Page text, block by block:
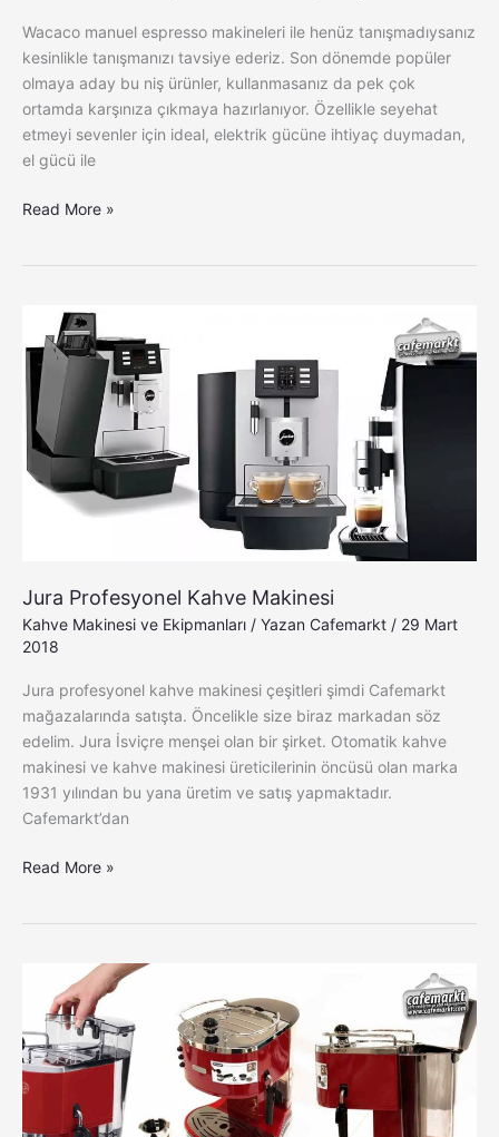
Wacaco manuel espresso makineleri ile henüz tanışmadıysanız
kesinlikle tanışmanızı tavsiye ederiz. Son dönemde popüler
olmaya aday bu niş ürünler, kullanmasanız da pek çok
ortamda karşınıza çıkmaya hazırlanıyor. Özellikle seyehat
etmeyi sevenler için ideal, elektrik gücüne ihtiyaç duymadan,
el gücü ile
Read More »
Jura Profesyonel Kahve Makinesi
Kahve Makinesi ve Ekipmanları / Yazan Cafemarkt / 29 Mart
2018
Jura profesyonel kahve makinesi çeşitleri şimdi Cafemarkt
mağazalarında satışta. Öncelikle size biraz markadan söz
edelim. Jura İsviçre menşei olan bir şirket. Otomatik kahve
makinesi ve kahve makinesi üreticilerinin öncüsü olan marka
1931 yılından bu yana üretim ve satış yapmaktadır.
Cafemarkt’dan
Profesyonel
Kahve
Makinesi
Read More »
Delonghi
Icona
Kahve
Makinesi